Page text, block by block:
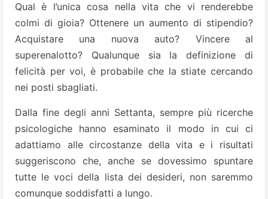
Qual è l’unica cosa nella vita che vi renderebbe
colmi di gioia? Ottenere un aumento di stipendio?
Acquistare una nuova auto? Vincere al
superenalotto? Qualunque sia la definizione di
felicità per voi, è probabile che la stiate cercando
nei posti sbagliati.
Dalla fine degli anni Settanta, sempre più ricerche
psicologiche hanno esaminato il modo in cui ci
adattiamo alle circostanze della vita e i risultati
suggeriscono che, anche se dovessimo spuntare
tutte le voci della lista dei desideri, non saremmo
comunque soddisfatti a lungo.